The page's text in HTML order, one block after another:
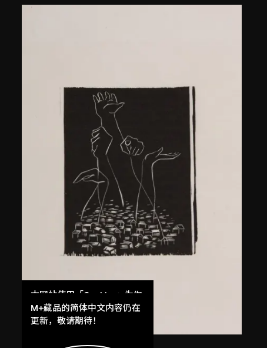
本网站使用「Cookies」为你
提供最好的网站体验。
了解更多
M+藏品的简体中文内容仍在
更新，敬请期待！